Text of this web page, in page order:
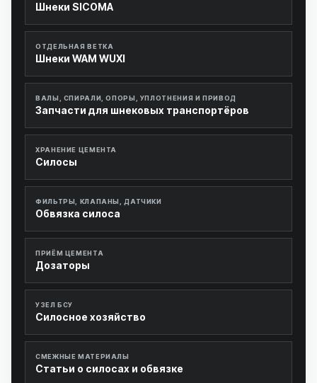
Шнеки SICOMA
ОТДЕЛЬНАЯ ВЕТКА
Шнеки WAM WUXI
ВАЛЫ, СПИРАЛИ, ОПОРЫ, УПЛОТНЕНИЯ И ПРИВОД
Запчасти для шнековых транспортёров
ХРАНЕНИЕ ЦЕМЕНТА
Силосы
ФИЛЬТРЫ, КЛАПАНЫ, ДАТЧИКИ
Обвязка силоса
ПРИЁМ ЦЕМЕНТА
Дозаторы
УЗЕЛ БСУ
Силосное хозяйство
СМЕЖНЫЕ МАТЕРИАЛЫ
Статьи о силосах и обвязке